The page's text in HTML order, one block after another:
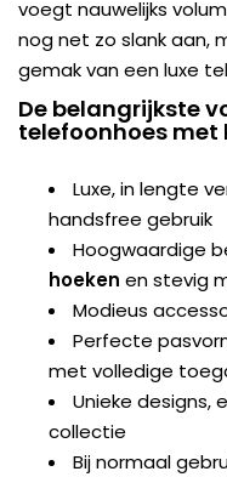
voegt nauwelijks
nog net zo slank aan,
gemak van een luxe
De belangrijkste
telefoonhoes met
Luxe, in lengte
handsfree gebruik
Hoogwaardige
hoeken en stevig
Modieus
Perfecte
met volledige
Unieke designs,
collectie
Bij normaal